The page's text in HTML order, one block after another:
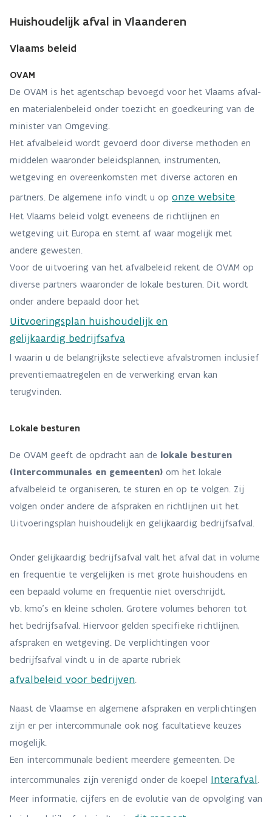
Huishoudelijk afval in Vlaanderen
Vlaams beleid
OVAM
De OVAM is het agentschap bevoegd voor het Vlaams afval-
en materialenbeleid onder toezicht en goedkeuring van de
minister van Omgeving.
Het afvalbeleid wordt gevoerd door diverse methoden en
middelen waaronder beleidsplannen, instrumenten,
wetgeving en overeenkomsten met diverse actoren en
partners. De algemene info vindt u op onze website.
Het Vlaams beleid volgt eveneens de richtlijnen en
wetgeving uit Europa en stemt af waar mogelijk met
andere gewesten.
Voor de uitvoering van het afvalbeleid rekent de OVAM op
diverse partners waaronder de lokale besturen. Dit wordt
onder andere bepaald door het
Uitvoeringsplan huishoudelijk en
gelijkaardig bedrijfsafva
l waarin u de belangrijkste selectieve afvalstromen inclusief
preventiemaatregelen en de verwerking ervan kan
terugvinden.
Lokale besturen
De OVAM geeft de opdracht aan de lokale besturen
(intercommunales en gemeenten) om het lokale
afvalbeleid te organiseren, te sturen en op te volgen. Zij
volgen onder andere de afspraken en richtlijnen uit het
Uitvoeringsplan huishoudelijk en gelijkaardig bedrijfsafval.
Onder gelijkaardig bedrijfsafval valt het afval dat in volume
en frequentie te vergelijken is met grote huishoudens en
een bepaald volume en frequentie niet overschrijdt,
vb. kmo’s en kleine scholen. Grotere volumes behoren tot
het bedrijfsafval. Hiervoor gelden specifieke richtlijnen,
afspraken en wetgeving. De verplichtingen voor
bedrijfsafval vindt u in de aparte rubriek
afvalbeleid voor bedrijven.
Naast de Vlaamse en algemene afspraken en verplichtingen
zijn er per intercommunale ook nog facultatieve keuzes
mogelijk.
Een intercommunale bedient meerdere gemeenten. De
intercommunales zijn verenigd onder de koepel Interafval.
Meer informatie, cijfers en de evolutie van de opvolging van